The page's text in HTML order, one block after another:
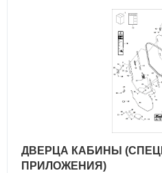
ДВЕРЦА КАБИНЫ
ПРИЛОЖЕНИЯ)